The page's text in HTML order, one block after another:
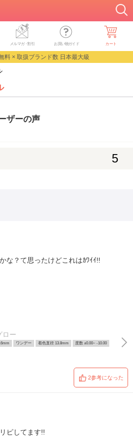
メルマガ・割引 お買い物ガイド カート
料 × 取扱ブランド数 日本最大級
ザーの声
5
な？て思ったけどこれはｶﾜｲｲ!!
ロー
ワンデー 着色直径 13.8mm 度数 ±0.00~ -10.00
2参考になった
ピしてます!!